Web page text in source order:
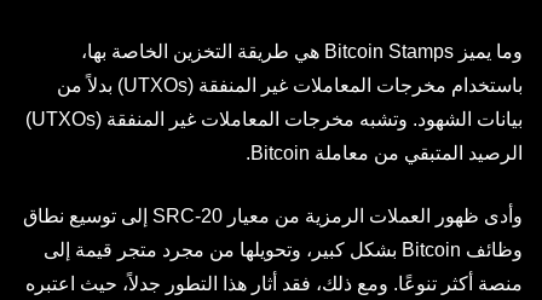
وما يميز Bitcoin Stamps هي طريقة التخزين الخاصة بها،
باستخدام مخرجات المعاملات غير المنفقة (UTXOs) بدلاً من
بيانات الشهود. وتشبه مخرجات المعاملات غير المنفقة (UTXOs)
الرصيد المتبقي من معاملة Bitcoin.
وأدى ظهور العملات الرمزية من معيار SRC-20 إلى توسيع نطاق
وظائف Bitcoin بشكل كبير، وتحويلها من مجرد متجر قيمة إلى
منصة أكثر تنوعًا. ومع ذلك، فقد أثار هذا التطور جدلاً، حيث اعتبره